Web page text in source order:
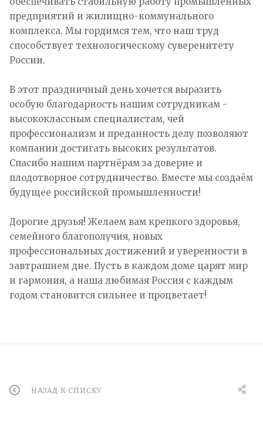
предприятий и жилищно-коммунального
комплекса. Мы гордимся тем, что наш труд
способствует технологическому суверенитету
России.
В этот праздничный день хочется выразить
особую благодарность нашим сотрудникам -
высококлассным специалистам, чей
профессионализм и преданность делу позволяют
компании достигать высоких результатов.
Спасибо нашим партнёрам за доверие и
плодотворное сотрудничество. Вместе мы создаём
будущее российской промышленности!
Дорогие друзья! Желаем вам крепкого здоровья,
семейного благополучия, новых
профессиональных достижений и уверенности в
завтрашнем дне. Пусть в каждом доме царят мир
и гармония, а наша любимая Россия с каждым
годом становится сильнее и процветает!
НАЗАД К СПИСКУ